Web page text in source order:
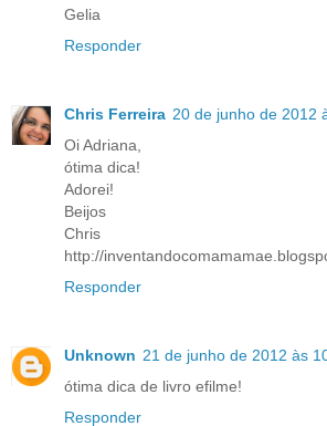
Gelia
Responder
Chris Ferreira 20 de junho de 2012
Oi Adriana,
ótima dica!
Adorei!
Beijos
Chris
http://
Responder
Unknown 21 de junho de 2012 às
ótima dica de livro efilme!
Responder